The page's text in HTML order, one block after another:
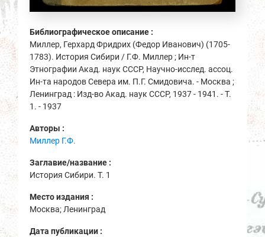
Библиографическое описание :
Миллер, Герхард Фридрих (Федор Иванович) (1705-
1783). История Сибири / Г.Ф. Миллер ; Ин-т
Этнографии Акад. наук СССР, Научно-исслед. ассоц.
Ин-та народов Севера им. П.Г. Смидовича. - Москва ;
Ленинград : Изд-во Акад. наук СССР, 1937 - 1941. - Т.
1. - 1937
Авторы :
Миллер Г.Ф.
Заглавие/название :
История Сибири. Т. 1
Место издания :
Москва; Ленинград
Дата публикации :